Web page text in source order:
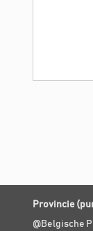
Provincie
@Belgische